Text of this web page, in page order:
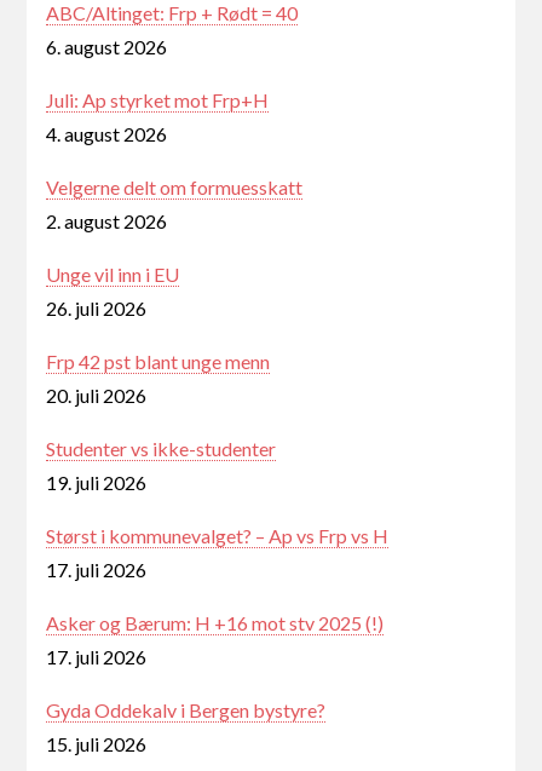
ABC/Altinget: Frp + Rødt = 40
6. august 2026
Juli: Ap styrket mot Frp+H
4. august 2026
Velgerne delt om formuesskatt
2. august 2026
Unge vil inn i EU
26. juli 2026
Frp 42 pst blant unge menn
20. juli 2026
Studenter vs ikke-studenter
19. juli 2026
Størst i kommunevalget? – Ap vs Frp vs H
17. juli 2026
Asker og Bærum: H +16 mot stv 2025 (!)
17. juli 2026
Gyda Oddekalv i Bergen bystyre?
15. juli 2026